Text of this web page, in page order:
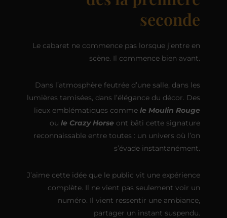
seconde
Le cabaret ne commence pas lorsque j’entre en
scène. Il commence bien avant.
Dans l’atmosphère feutrée d’une salle, dans les
lumières tamisées, dans l’élégance du décor. Des
lieux emblématiques commele Moulin Rouge
oule Crazy Horse ont bâti cette signature
reconnaissable entre toutes : un univers où l’on
s’évade instantanément.
J’aime cette idée que le public vit une expérience
complète. Il ne vient pas seulement voir un
numéro. Il vient ressentir une ambiance,
partager un instant suspendu.